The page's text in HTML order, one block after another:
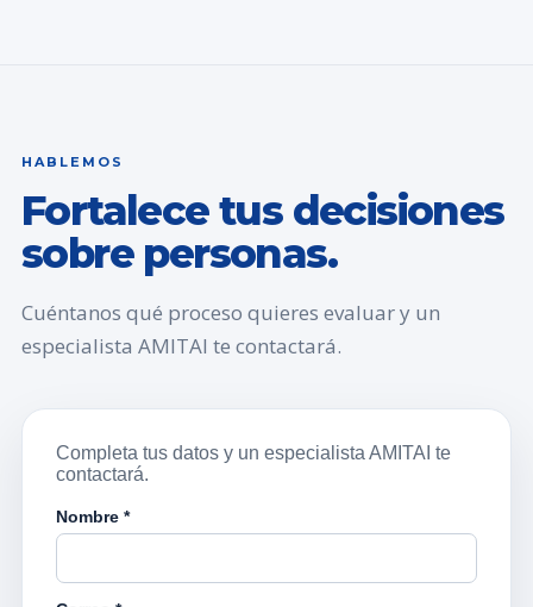
HABLEMOS
Fortalece tus decisiones
sobre personas.
Cuéntanos qué proceso quieres evaluar y un
especialista AMITAI te contactará.